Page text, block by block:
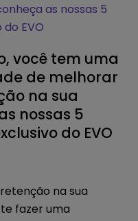
as nossas 5
EVO
você tem uma
de melhorar
na sua
nossas 5
do EVO
na sua
fazer uma